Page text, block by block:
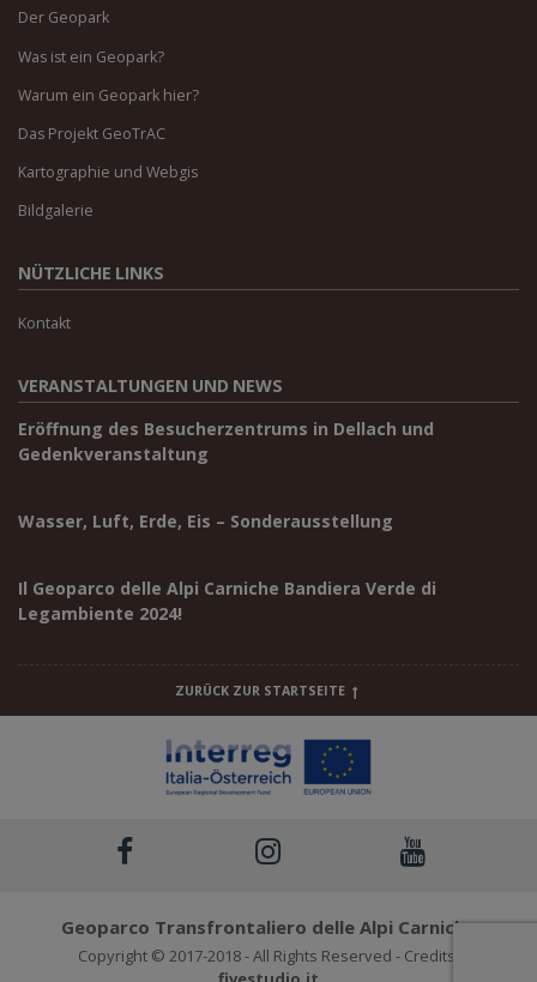
Der Geopark
Was ist ein Geopark?
Warum ein Geopark hier?
Das Projekt GeoTrAC
Kartographie und Webgis
Bildgalerie
NÜTZLICHE LINKS
Kontakt
VERANSTALTUNGEN UND NEWS
Eröffnung des Besucherzentrums in Dellach und
Gedenkveranstaltung
Wasser, Luft, Erde, Eis – Sonderausstellung
Il Geoparco delle Alpi Carniche Bandiera Verde di
Legambiente 2024!
ZURÜCK ZUR STARTSEITE
Geoparco Transfrontaliero delle Alpi Carniche
Copyright © 2017-2018 - All Rights Reserved - Credits: